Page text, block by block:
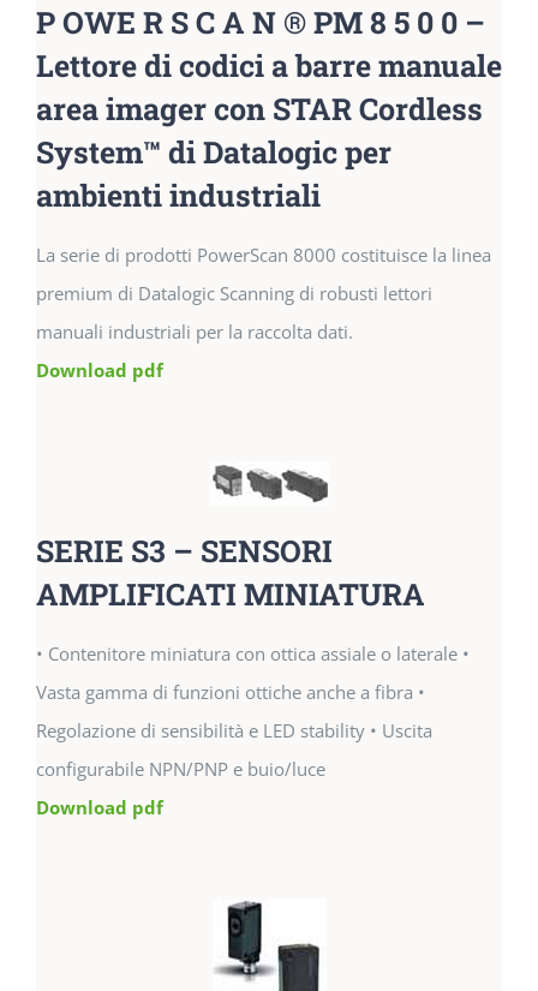
P OWE R S C A N ® PM 8 5 0 0 –
Lettore di codici a barre manuale
area imager con STAR Cordless
System™ di Datalogic per
ambienti industriali
La serie di prodotti PowerScan 8000 costituisce la linea
premium di Datalogic Scanning di robusti lettori
manuali industriali per la raccolta dati.
Download pdf
SERIE S3 – SENSORI
AMPLIFICATI MINIATURA
• Contenitore miniatura con ottica assiale o laterale •
Vasta gamma di funzioni ottiche anche a fibra •
Regolazione di sensibilità e LED stability • Uscita
configurabile NPN/PNP e buio/luce
Download pdf